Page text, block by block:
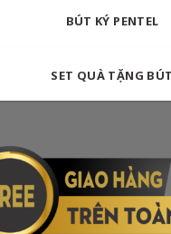
BÚT KÝ PENTEL
SET QUÀ TẶNG BÚT